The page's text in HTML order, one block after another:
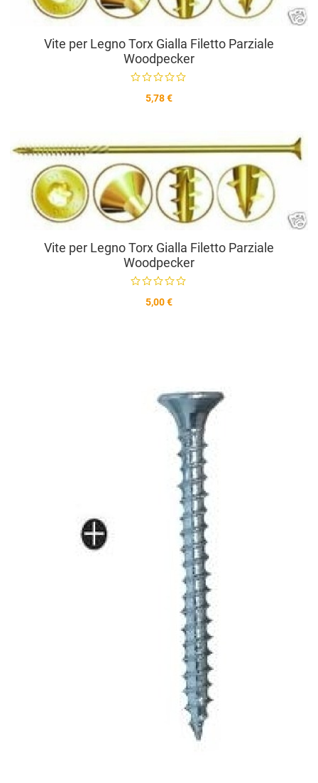
Vite per Legno Torx Gialla Filetto Parziale
Woodpecker
5,78 €
Vite per Legno Torx Gialla Filetto Parziale
Woodpecker
5,00 €